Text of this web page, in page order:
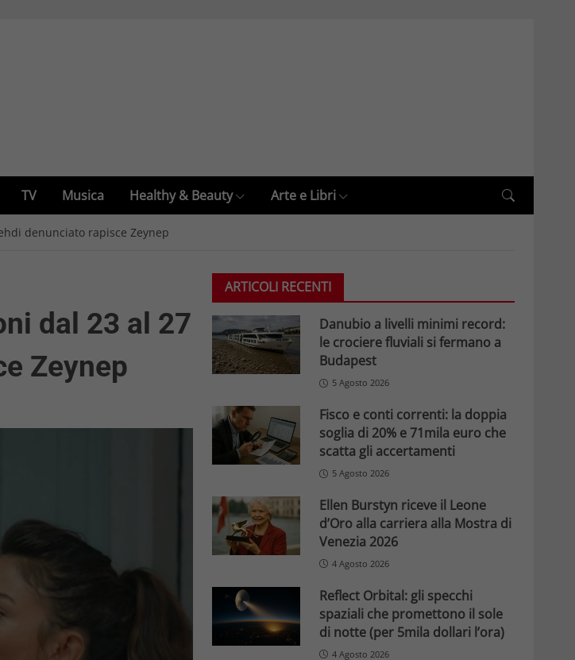
TV Musica Healthy & Beauty Arte e Libri
denunciato rapisce Zeynep
dal 23 al 27
Zeynep
ARTICOLI RECENTI
Danubio a livelli minimi record:
le crociere fluviali si fermano a
Budapest
5 Agosto 2026
Fisco e conti correnti: la doppia
soglia di 20% e 71mila euro che
scatta gli accertamenti
5 Agosto 2026
Ellen Burstyn riceve il Leone
d’Oro alla carriera alla Mostra di
Venezia 2026
4 Agosto 2026
Reflect Orbital: gli specchi
spaziali che promettono il sole
di notte (per 5mila dollari l’ora)
4 Agosto 2026